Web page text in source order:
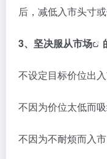
后，减低入市头寸或
3、坚决服从市场
不设定目标价位出
不因为价位太低而
不因为不耐烦而入